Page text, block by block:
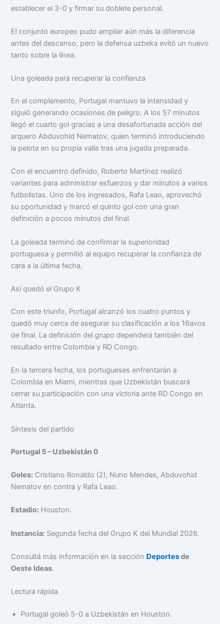
establecer el 3-0 y firmar su doblete personal.
El conjunto europeo pudo ampliar aún más la diferencia
antes del descanso, pero la defensa uzbeka evitó un nuevo
tanto sobre la línea.
Una goleada para recuperar la confianza
En el complemento, Portugal mantuvo la intensidad y
siguió generando ocasiones de peligro. A los 57 minutos
llegó el cuarto gol gracias a una desafortunada acción del
arquero Abduvohid Nematov, quien terminó introduciendo
la pelota en su propia valla tras una jugada preparada.
Con el encuentro definido, Roberto Martínez realizó
variantes para administrar esfuerzos y dar minutos a varios
futbolistas. Uno de los ingresados, Rafa Leao, aprovechó
su oportunidad y marcó el quinto gol con una gran
definición a pocos minutos del final.
La goleada terminó de confirmar la superioridad
portuguesa y permitió al equipo recuperar la confianza de
cara a la última fecha.
Así quedó el Grupo K
Con este triunfo, Portugal alcanzó los cuatro puntos y
quedó muy cerca de asegurar su clasificación a los 16avos
de final. La definición del grupo dependerá también del
resultado entre Colombia y RD Congo.
En la tercera fecha, los portugueses enfrentarán a
Colombia en Miami, mientras que Uzbekistán buscará
cerrar su participación con una victoria ante RD Congo en
Atlanta.
Síntesis del partido
Portugal 5 – Uzbekistán 0
Goles: Cristiano Ronaldo (2), Nuno Mendes, Abduvohid
Nematov en contra y Rafa Leao.
Estadio: Houston.
Instancia: Segunda fecha del Grupo K del Mundial 2026.
Consultá más información en la sección Deportesde
Oeste Ideas.
Lectura rápida
Portugal goleó 5-0 a Uzbekistán en Houston.